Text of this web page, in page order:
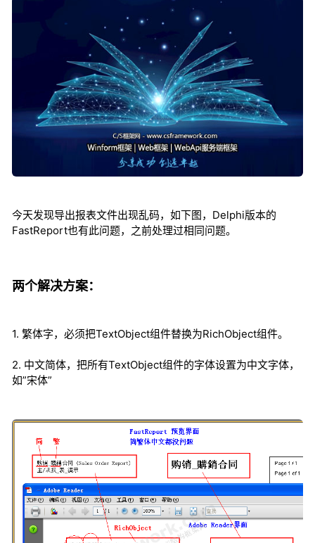
今天发现导出报表文件出现乱码，如下图，Delphi版本的
FastReport也有此问题，之前处理过相同问题。
两个解决方案：
1. 繁体字，必须把TextObject组件替换为RichObject组件。
2. 中文简体，把所有TextObject组件的字体设置为中文字体，
如”宋体”